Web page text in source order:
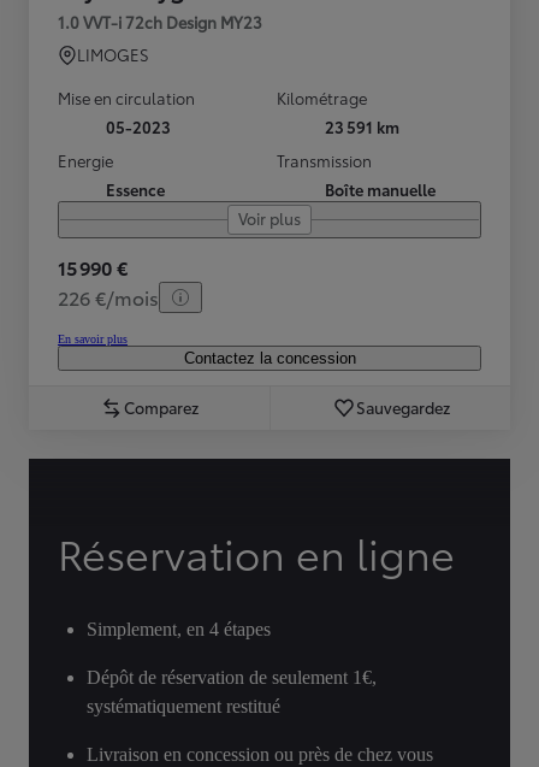
1.0 VVT-i 72ch Design MY23
LIMOGES
Mise en circulation
05-2023
Kilométrage
23 591 km
Energie
Essence
Transmission
Boîte manuelle
Voir plus
15 990 €
226 €/mois
En savoir plus
Contactez la concession
Comparez Sauvegardez
Réservation en ligne
Simplement, en 4 étapes
Dépôt de réservation de seulement 1€,
systématiquement restitué
Livraison en concession ou près de chez vous